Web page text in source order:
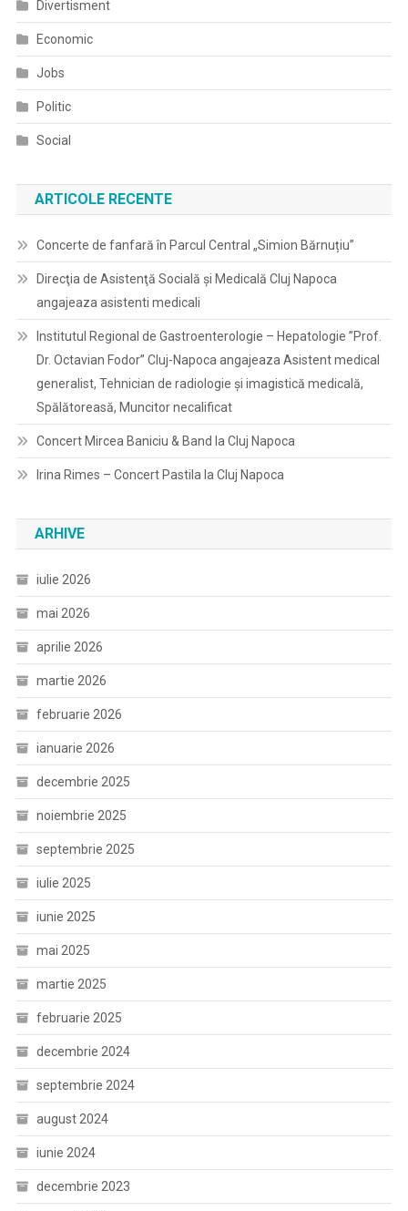
Divertisment
Economic
Jobs
Politic
Social
ARTICOLE RECENTE
Concerte de fanfară în Parcul Central „Simion Bărnuțiu”
Direcţia de Asistenţă Socială şi Medicală Cluj Napoca
angajeaza asistenti medicali
Institutul Regional de Gastroenterologie – Hepatologie ”Prof.
Dr. Octavian Fodor” Cluj-Napoca angajeaza Asistent medical
generalist, Tehnician de radiologie și imagistică medicală,
Spălătoreasă, Muncitor necalificat
Concert Mircea Baniciu & Band la Cluj Napoca
Irina Rimes – Concert Pastila la Cluj Napoca
ARHIVE
iulie 2026
mai 2026
aprilie 2026
martie 2026
februarie 2026
ianuarie 2026
decembrie 2025
noiembrie 2025
septembrie 2025
iulie 2025
iunie 2025
mai 2025
martie 2025
februarie 2025
decembrie 2024
septembrie 2024
august 2024
iunie 2024
decembrie 2023